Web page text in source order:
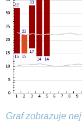
Graf zobrazuje